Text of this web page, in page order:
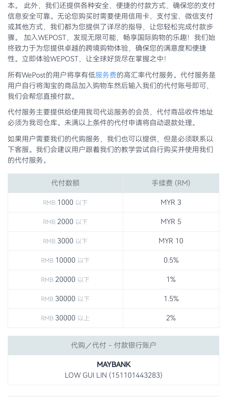
本。 此外，我们还提供各种安全、便捷的付款方式，确保您的支付
信息安全可靠。无论您购买时需要使用信用卡、支付宝、微信支付
或其他方式，我们都为您提供了详尽的指导，让您轻松完成付款步
骤。 加入WEPOST，发现无限可能，畅享国际购物的乐趣！我们始
终致力于为您提供卓越的跨境购物体验，确保您的满意度和便捷
性。立即体验WEPOST，让全球好货尽在掌握之中！
所有WePost的用户将享有低服务费的高汇率代付服务。代付服务是
用户自行将淘宝的商品加入购物车然后输入我们的代付账号即可，
我们会帮您直接付款。
代付服务主要提供给使用我司代运服务的会员，代付商品收件地址
必须为我司仓库。未满以上条件的代付申请将自动退款处理。
如果用户需要我们的代购服务，我们也可以提供，但是必须联系以
下客服。我们会建议用户跟着我们的教学尝试自行购买并使用我们
的代付服务。
代付数额 手续费 (RM)
RMB 1000 以下 MYR 3
RMB 2000 以下 MYR 5
RMB 3000 以下 MYR 10
RMB 10000 以下 0.5%
RMB 20000 以下 1%
RMB 30000 以下 1.5%
RMB 30000 以上 2%
代购／代付 - 付款银行账户
MAYBANK
LOW GUI LIN (151101443283)